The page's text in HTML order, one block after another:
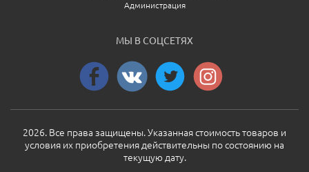
Администрация
МЫ В СОЦСЕТЯХ
2026. Все права защищены. Указанная стоимость товаров и
условия их приобретения действительны по состоянию на
текущую дату.